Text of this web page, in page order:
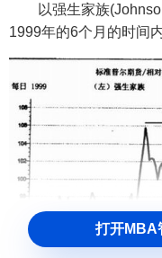
以强生家族
1999年的6个月的时间
打开MBA